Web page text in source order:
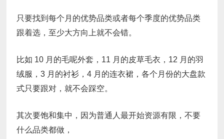
只要找到每个月的优势品类或者每个季度的优势品类
跟着选，至少大方向上就不会错。
比如 10 月的毛呢外套，11 月的皮草毛衣，12 月的羽
绒服，3 月的衬衫，4 月的连衣裙，各个月份的大盘款
式只要跟对，就不会踩空。
其次要饱和集中，因为普通人最开始资源有限，不要
什么品类都做，